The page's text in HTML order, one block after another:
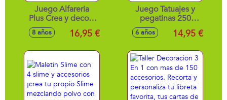
Juego Alfareria
Plus Crea y decora
tus diseños de
escayola
8 años 16,95 €
Juego Tatuajes y
pegatinas 250
pegatinas y 112
tatuajes
6 años 14,95 €